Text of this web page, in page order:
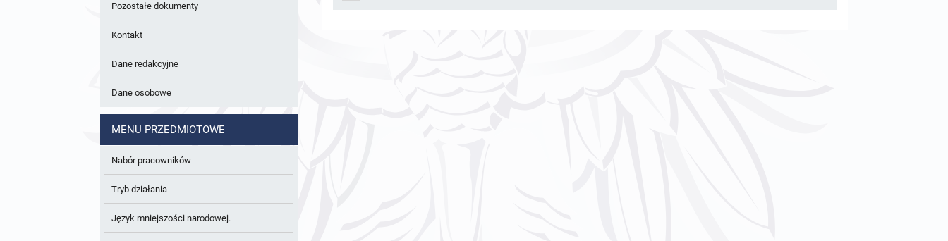
Pozostałe dokumenty
Kontakt
Dane redakcyjne
Dane osobowe
MENU PRZEDMIOTOWE
Nabór pracowników
Tryb działania
Język mniejszości narodowej.